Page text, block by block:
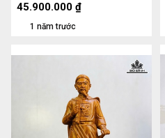
1 năm trước
45.900.000 ₫